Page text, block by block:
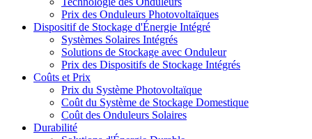
Prix des Onduleurs Photovoltaïques
Dispositif de Stockage d'Énergie Intégré
Systèmes Solaires Intégrés
Solutions de Stockage avec Onduleur
Prix des Dispositifs de Stockage Intégrés
Coûts et Prix
Prix du Système Photovoltaïque
Coût du Système de Stockage Domestique
Coût des Onduleurs Solaires
Durabilité